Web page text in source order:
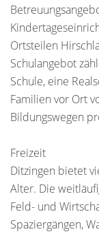
Ortsteilen
Schulangebot
Schule, eine
Familien vor Ort
Bildungswegen
Freizeit
Ditzingen bietet
Alter. Die
Feld- und
Spaziergängen,